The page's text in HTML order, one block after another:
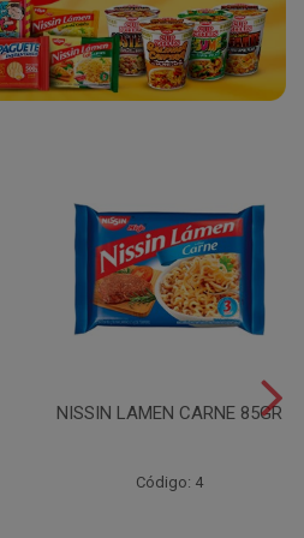
NISSIN LAMEN CARNE 85GR
Código: 4